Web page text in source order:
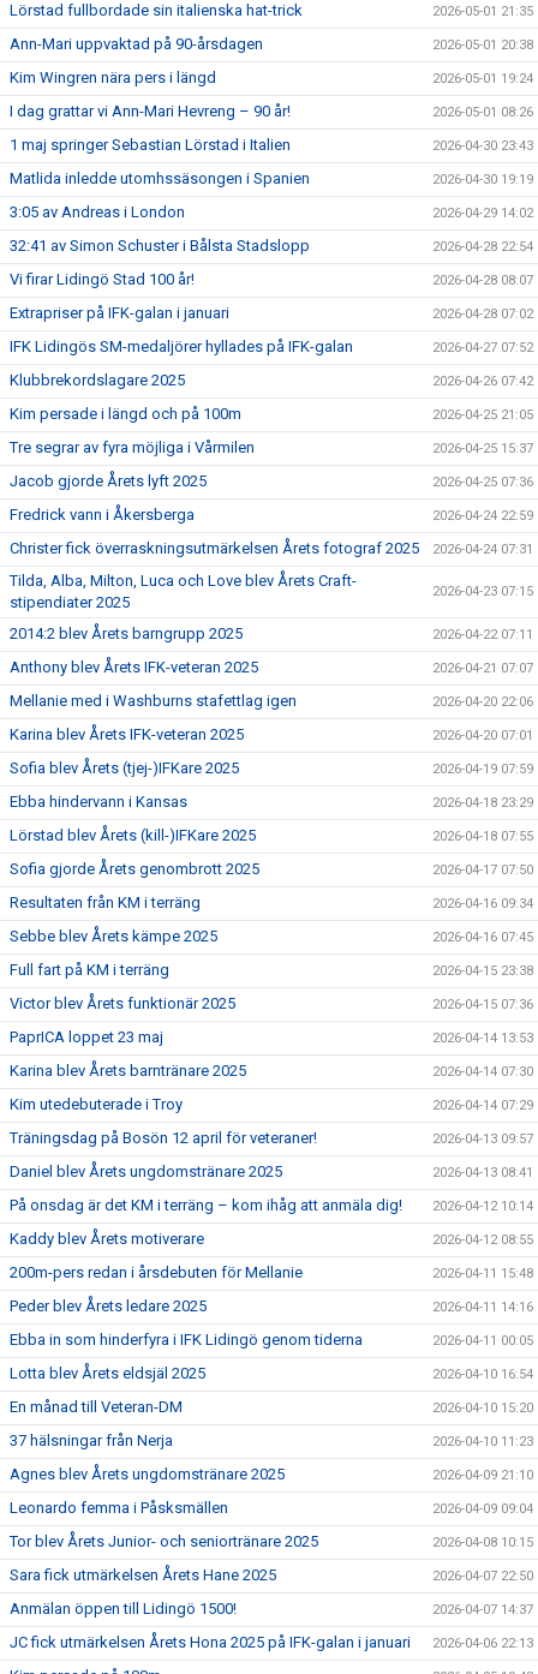
Lörstad fullbordade sin italienska hat-trick 2026-05-01 21:35
Ann-Mari uppvaktad på 90-årsdagen 2026-05-01 20:38
Kim Wingren nära pers i längd 2026-05-01 19:24
I dag grattar vi Ann-Mari Hevreng – 90 år! 2026-05-01 08:26
1 maj springer Sebastian Lörstad i Italien 2026-04-30 23:43
Matlida inledde utomhssäsongen i Spanien 2026-04-30 19:19
3:05 av Andreas i London 2026-04-29 14:02
32:41 av Simon Schuster i Bålsta Stadslopp 2026-04-28 22:54
Vi firar Lidingö Stad 100 år! 2026-04-28 08:07
Extrapriser på IFK-galan i januari 2026-04-28 07:02
IFK Lidingös SM-medaljörer hyllades på IFK-galan 2026-04-27 07:52
Klubbrekordslagare 2025 2026-04-26 07:42
Kim persade i längd och på 100m 2026-04-25 21:05
Tre segrar av fyra möjliga i Vårmilen 2026-04-25 15:37
Jacob gjorde Årets lyft 2025 2026-04-25 07:36
Fredrick vann i Åkersberga 2026-04-24 22:59
Christer fick överraskningsutmärkelsen Årets fotograf 2025 2026-04-24 07:31
Tilda, Alba, Milton, Luca och Love blev Årets Craft-
stipendiater 2025
2026-04-23 07:15
2014:2 blev Årets barngrupp 2025 2026-04-22 07:11
Anthony blev Årets IFK-veteran 2025 2026-04-21 07:07
Mellanie med i Washburns stafettlag igen 2026-04-20 22:06
Karina blev Årets IFK-veteran 2025 2026-04-20 07:01
Sofia blev Årets (tjej-)IFKare 2025 2026-04-19 07:59
Ebba hindervann i Kansas 2026-04-18 23:29
Lörstad blev Årets (kill-)IFKare 2025 2026-04-18 07:55
Sofia gjorde Årets genombrott 2025 2026-04-17 07:50
Resultaten från KM i terräng 2026-04-16 09:34
Sebbe blev Årets kämpe 2025 2026-04-16 07:45
Full fart på KM i terräng 2026-04-15 23:38
Victor blev Årets funktionär 2025 2026-04-15 07:36
PaprICA loppet 23 maj 2026-04-14 13:53
Karina blev Årets barntränare 2025 2026-04-14 07:30
Kim utedebuterade i Troy 2026-04-14 07:29
Träningsdag på Bosön 12 april för veteraner! 2026-04-13 09:57
Daniel blev Årets ungdomstränare 2025 2026-04-13 08:41
På onsdag är det KM i terräng – kom ihåg att anmäla dig! 2026-04-12 10:14
Kaddy blev Årets motiverare 2026-04-12 08:55
200m-pers redan i årsdebuten för Mellanie 2026-04-11 15:48
Peder blev Årets ledare 2025 2026-04-11 14:16
Ebba in som hinderfyra i IFK Lidingö genom tiderna 2026-04-11 00:05
Lotta blev Årets eldsjäl 2025 2026-04-10 16:54
En månad till Veteran-DM 2026-04-10 15:20
37 hälsningar från Nerja 2026-04-10 11:23
Agnes blev Årets ungdomstränare 2025 2026-04-09 21:10
Leonardo femma i Påsksmällen 2026-04-09 09:04
Tor blev Årets Junior- och seniortränare 2025 2026-04-08 10:15
Sara fick utmärkelsen Årets Hane 2025 2026-04-07 22:50
Anmälan öppen till Lidingö 1500! 2026-04-07 14:37
JC fick utmärkelsen Årets Hona 2025 på IFK-galan i januari 2026-04-06 22:13